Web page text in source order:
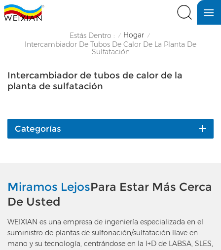
Estás Dentro : / Hogar /
Intercambiador De Tubos De Calor De La Planta De
Sulfatación
Intercambiador de tubos de calor de la
planta de sulfatación
Categorías
Miramos LejosPara Estar Más Cerca
De Usted
WEIXIAN es una empresa de ingeniería especializada en el
suministro de plantas de sulfonación/sulfatación llave en
mano y su tecnología, centrándose en la I+D de LABSA, SLES,